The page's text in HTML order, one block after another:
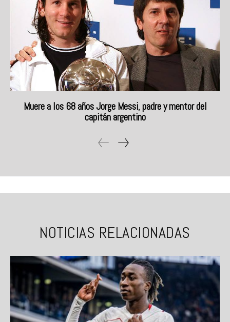
Muere a los 68 años Jorge Messi, padre y mentor del
capitán argentino
NOTICIAS RELACIONADAS